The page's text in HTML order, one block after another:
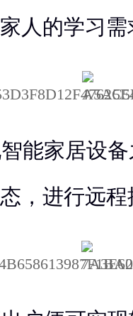
人的学习需
能家居设
，进行远程